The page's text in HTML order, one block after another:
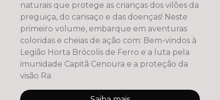
naturais que protege as crianças dos vilões da
preguiça, do cansaço e das doenças! Neste
primeiro volume, embarque em aventuras
coloridas e cheias de ação com: Bem-vindos à
Legião Horta Brócolis de Ferro e a luta pela
imunidade Capitã Cenoura e a proteção da
visão Ra